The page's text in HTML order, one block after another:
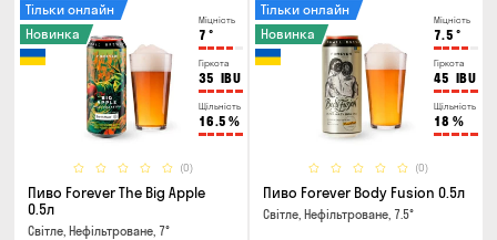
Міцність
7 °
Гіркота
35 IBU
Щільність
16.5 %
(0)
Тільки онлайн
Новинка
Пиво Forever The Big Apple
0.5л
Світле, Нефільтроване, 7°
Міцність
7.5 °
Гіркота
45 IBU
Щільність
18 %
(0)
Тільки онлайн
Новинка
Пиво Forever Body Fusion 0.5л
Світле, Нефільтроване, 7.5°